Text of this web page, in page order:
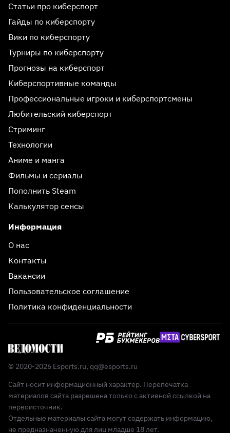
Статьи про киберспорт
Гайды по киберспорту
Вики по киберспорту
Турниры по киберспорту
Прогнозы на киберспорт
Киберспортивные команды
Профессиональные игроки и киберспортсмены
Любительский киберспорт
Стриминг
Технологии
Аниме и манга
Фильмы и сериалы
Пополнить Steam
Калькулятор сенсы
Информация
О нас
Контакты
Вакансии
Пользовательское соглашение
Политика конфиденциальности
© 2020-2026 Esports.ru, qq@esports.ru
Сайт носит информационный характер. Перепечатка
материалов сайта разрешена только с активной ссылкой на
первоисточник.
Отдельные материалы сайта могут содержать информацию,
не предназначенную для лиц младше 18 лет.